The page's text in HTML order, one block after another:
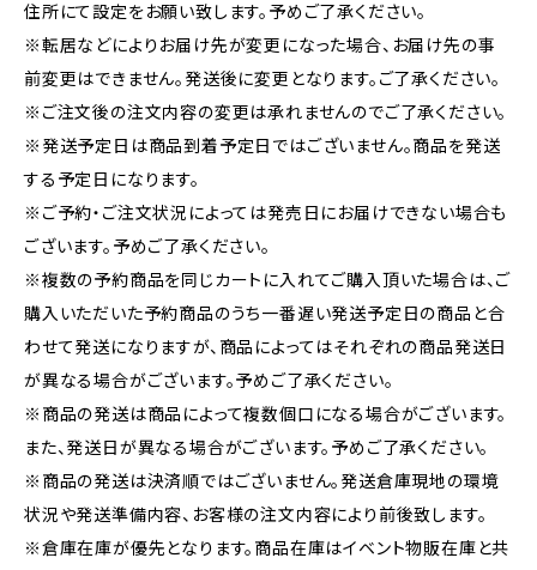
住所にて設定をお願い致します。予めご了承ください。
※転居などによりお届け先が変更になった場合、お届け先の事
前変更はできません。発送後に変更となります。ご了承ください。
※ご注文後の注文内容の変更は承れませんのでご了承ください。
※発送予定日は商品到着予定日ではございません。商品を発送
する予定日になります。
※ご予約・ご注文状況によっては発売日にお届けできない場合も
ございます。予めご了承ください。
※複数の予約商品を同じカートに入れてご購入頂いた場合は、ご
購入いただいた予約商品のうち一番遅い発送予定日の商品と合
わせて発送になりますが、商品によってはそれぞれの商品発送日
が異なる場合がございます。予めご了承ください。
※商品の発送は商品によって複数個口になる場合がございます。
また、発送日が異なる場合がございます。予めご了承ください。
※商品の発送は決済順ではございません。発送倉庫現地の環境
状況や発送準備内容、お客様の注文内容により前後致します。
※倉庫在庫が優先となります。商品在庫はイベント物販在庫と共